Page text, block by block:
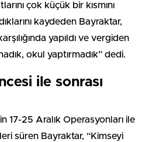
çok küçük bir kısmını
kaydeden Bayraktar,
yapıldı ve vergiden
okul yaptırmadık” dedi.
ile sonrası
17-25 Aralık Operasyonları ile
süren Bayraktar, “Kimseyi